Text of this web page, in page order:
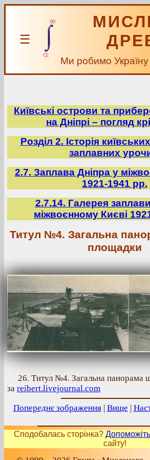
☰
Ми робимо Україну
Київські острови та
на Дніпрі – погляд
Розділ 2. Історія
заплавних
2.7. Заплава Дніпра у
1921-1941 рр.
2.7.14. Галерея
міжвоєнному Києві
Титул №4. Загальна
площадки
26. Титул №4. Загальна панорама
за reibert.livejournal.com
Попереднє зображення| Вище
Сподобалась сторінка? Допоможіть
сайту!